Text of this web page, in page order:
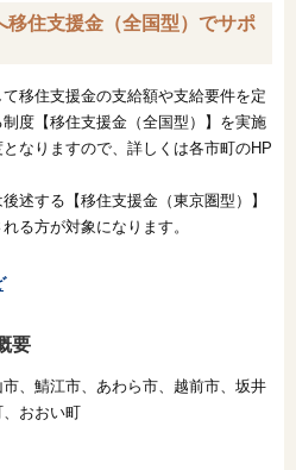
移住支援金（全国型）でサポ
移住支援金の支給額や支給要件を定
度【移住支援金（全国型）】を実施
なりますので、詳しくは各市町のHP
述する【移住支援金（東京圏型）】
る方が対象になります。
要
、鯖江市、あわら市、越前市、坂井
おおい町